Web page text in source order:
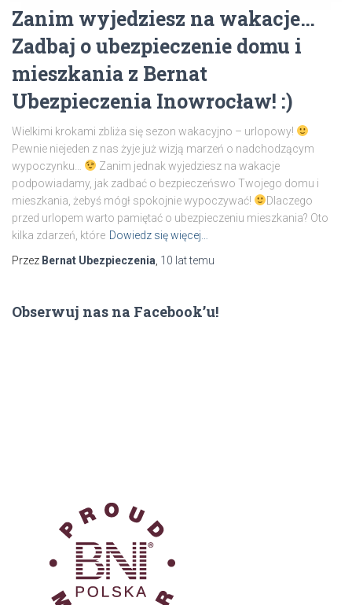
Zanim wyjedziesz na wakacje…
Zadbaj o ubezpieczenie domu i
mieszkania z Bernat
Ubezpieczenia Inowrocław! :)
Wielkimi krokami zbliża się sezon wakacyjno – urlopowy!
Pewnie niejeden z nas żyje już wizją marzeń o nadchodzącym
wypoczynku…
Zanim jednak wyjedziesz na wakacje
podpowiadamy, jak zadbać o bezpieczeńswo Twojego domu i
mieszkania, żebyś mógł spokojnie wypoczywać!
Dlaczego
przed urlopem warto pamiętać o ubezpieczeniu mieszkania? Oto
kilka zdarzeń, które Dowiedz się więcej…
Przez Bernat Ubezpieczenia 10 lattemu
Obserwuj nas na Facebook’u!